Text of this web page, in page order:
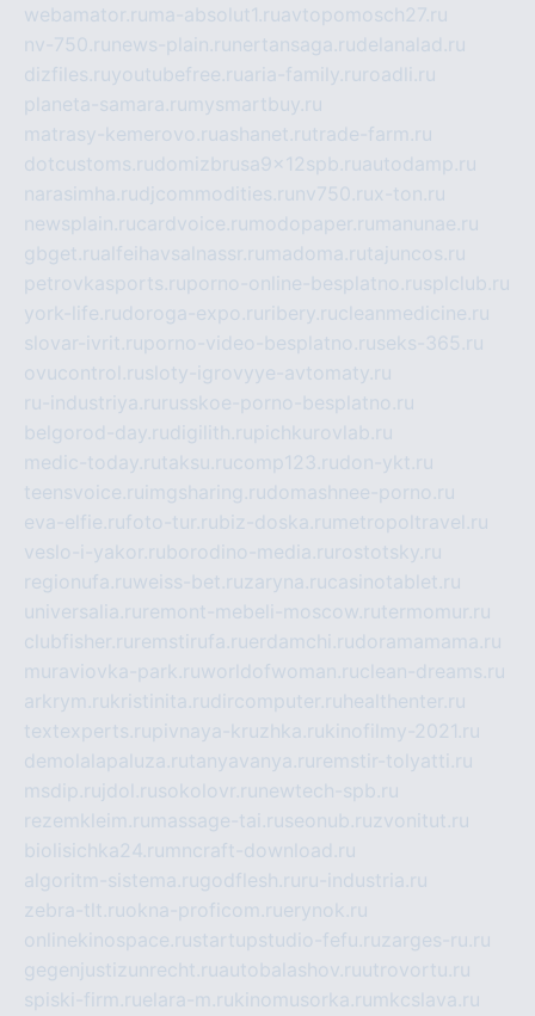
webamator.ru ma-absolut1.ruavtopomosch27.ru
nv-750.ru news-plain.ru nertansaga.rudelanalad.ru
dizfiles.ruyoutubefree.ruaria-family.ru roadli.ru
planeta-samara.ru mysmartbuy.ru
matrasy-kemerovo.ruashanet.rutrade-farm.ru
dotcustoms.rudomizbrusa9x12spb.ruautodamp.ru
narasimha.rudjcommodities.ru nv750.rux-ton.ru
newsplain.rucardvoice.ru modopaper.ru manunae.ru
gbget.rualfeihavsalnassr.ru madoma.rutajuncos.ru
petrovkasports.ruporno-online-besplatno.rusplclub.ru
york-life.rudoroga-expo.ru ribery.rucleanmedicine.ru
slovar-ivrit.ruporno-video-besplatno.ruseks-365.ru
ovucontrol.rusloty-igrovyye-avtomaty.ru
ru-industriya.ru russkoe-porno-besplatno.ru
belgorod-day.rudigilith.rupichkurovlab.ru
medic-today.rutaksu.rucomp123.rudon-ykt.ru
teensvoice.ru imgsharing.rudomashnee-porno.ru
eva-elfie.rufoto-tur.rubiz-doska.ru metropoltravel.ru
veslo-i-yakor.ruborodino-media.ru rostotsky.ru
regionufa.ruweiss-bet.ruzaryna.rucasinotablet.ru
universalia.ru remont-mebeli-moscow.rutermomur.ru
clubfisher.ru remstirufa.ruerdamchi.rudoramamama.ru
muraviovka-park.ruworldofwoman.ruclean-dreams.ru
arkrym.rukristinita.rudircomputer.ru healthenter.ru
textexperts.rupivnaya-kruzhka.rukinofilmy-2021.ru
demolalapaluza.rutanyavanya.ru remstir-tolyatti.ru
msdip.ru jdol.rusokolovr.ru newtech-spb.ru
rezemkleim.ru massage-tai.ruseonub.ruzvonitut.ru
biolisichka24.ru mncraft-download.ru
algoritm-sistema.rugodflesh.ru ru-industria.ru
zebra-tlt.ruokna-proficom.ruerynok.ru
onlinekinospace.rustartupstudio-fefu.ruzarges-ru.ru
gegenjustizunrecht.ruautobalashov.ruutrovortu.ru
spiski-firm.ruelara-m.rukinomusorka.ru mkcslava.ru